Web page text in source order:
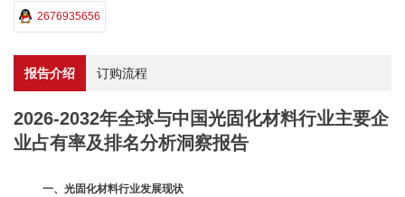
2676935656
报告介绍 订购流程
2026-2032年全球与中国光固化材料行业主要企
业占有率及排名分析洞察报告
一、光固化材料行业发展现状